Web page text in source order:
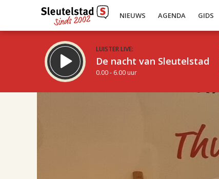
NIEUWS AGENDA GIDS
LUISTER LIVE:
De nacht van Sleutelstad
0.00 - 6.00 uur